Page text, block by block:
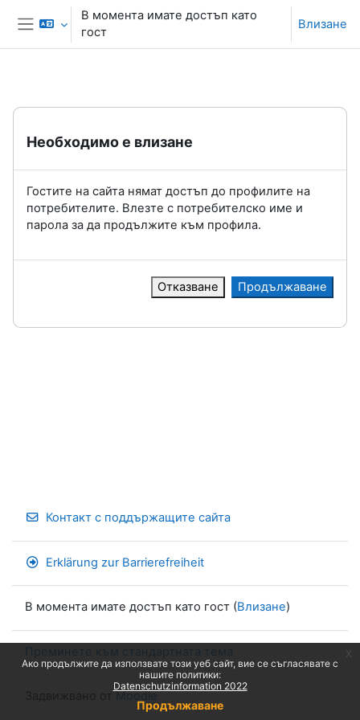
Прескочи на основното съдържание
Ако продължите да използвате този уеб сайт, вие се съгласявате с
нашите политики:
Datenschutzinformation 2022
Продължаване
Страничен панел
В момента имате достъп като
гост
Влизане
Необходимо е влизане
Гостите на сайта нямат достъп до профилите на
потребителите. Влезте с потребителско име и
парола за да продължите към профила.
Отказване Продължаване
Контакт с поддържащите сайта
Erklärung zur Barrierefreiheit
В момента имате достъп като гост (Влизане)
Преминете към стандартната тема
Moodle